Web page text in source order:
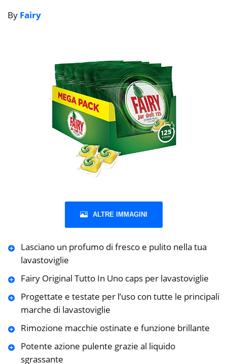
By Fairy
ALTRE IMMAGINI
Lasciano un profumo di fresco e pulito nella tua
lavastoviglie
Fairy Original Tutto In Uno caps per lavastoviglie
Progettate e testate per l’uso con tutte le principali
marche di lavastoviglie
Rimozione macchie ostinate e funzione brillante
Potente azione pulente grazie al liquido
sgrassante